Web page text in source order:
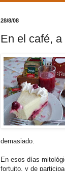
28/8/08
En el café,
demasiado.
En esos días
fortuito, y de